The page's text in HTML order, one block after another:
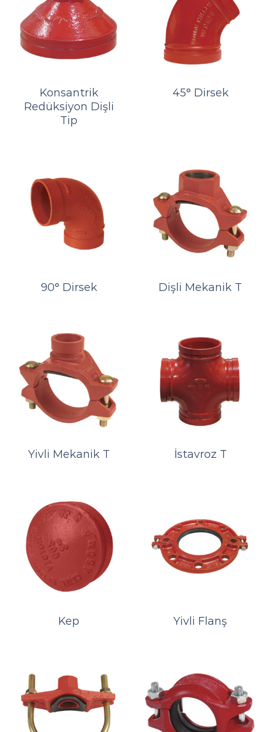
Konsantrik
Redüksiyon Dişli
Tip
45° Dirsek
90° Dirsek Dişli Mekanik T
Yivli Mekanik T İstavroz T
Kep Yivli Flanş